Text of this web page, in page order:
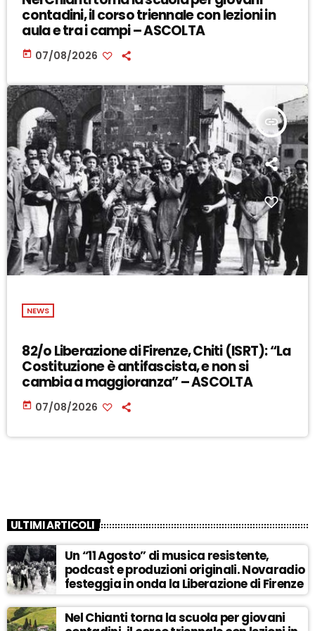
contadini, il corso triennale con lezioni in
aula e tra i campi – ASCOLTA
today 07/08/2026
insert_link
NEWS
82/o Liberazione di Firenze, Chiti (ISRT): “La
Costituzione è antifascista, e non si
cambia a maggioranza” – ASCOLTA
today 07/08/2026
ULTIMI ARTICOLI
Un “11 Agosto” di musica resistente,
podcast e produzioni originali. Novaradio
festeggia in onda la Liberazione di Firenze
Nel Chianti torna la scuola per giovani